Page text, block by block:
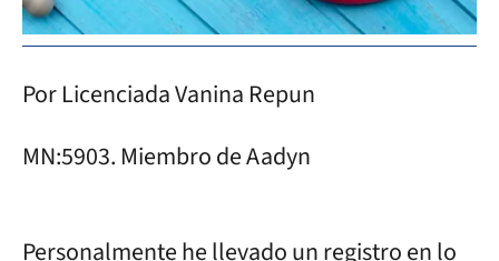
Por Licenciada Vanina Repun
MN:5903. Miembro de Aadyn
Personalmente he llevado un registro en lo